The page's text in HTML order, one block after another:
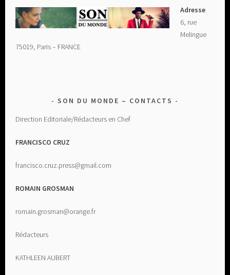
Adresse
6, rue
Melingue
75019, Paris – FRANCE
SON DU MONDE – CONTACTS
Direction Editoriale/Rédacteurs en Chef
FRANCISCO CRUZ
francisco.cruz.press@gmail.com
ROMAIN GROSMAN
romain.grosman@orange.fr
Rédacteurs
KATHLEEN AUBERT